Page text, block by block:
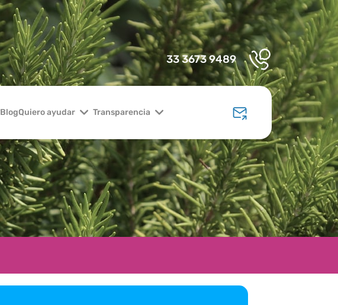
33 3673 9489
BlogQuiero ayudar Transparencia